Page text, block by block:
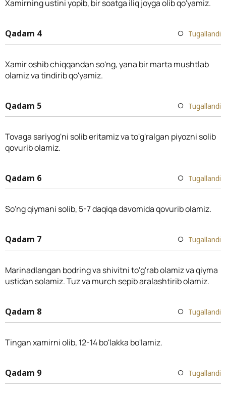
Xamirning ustini yopib, bir soatga iliq joyga olib qo'yamiz.
Qadam 4 Tugallandi
Xamir oshib chiqqandan so'ng, yana bir marta mushtlab
olamiz va tindirib qo'yamiz.
Qadam 5 Tugallandi
Tovaga sariyog'ni solib eritamiz va to'g'ralgan piyozni solib
qovurib olamiz.
Qadam 6 Tugallandi
So'ng qiymani solib, 5-7 daqiqa davomida qovurib olamiz.
Qadam 7 Tugallandi
Marinadlangan bodring va shivitni to'g'rab olamiz va qiyma
ustidan solamiz. Tuz va murch sepib aralashtirib olamiz.
Qadam 8 Tugallandi
Tingan xamirni olib, 12-14 bo'lakka bo'lamiz.
Qadam 9 Tugallandi